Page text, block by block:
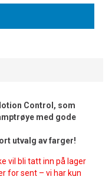
Control, som
med gode
utvalg av farger!
vil bli tatt inn på lager
for sent – vi har kun